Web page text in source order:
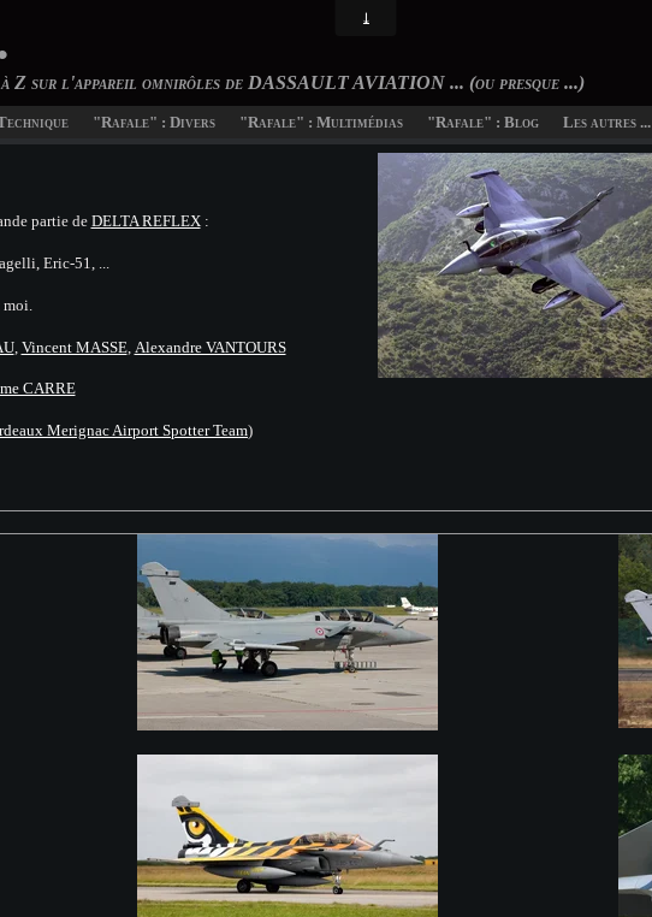
sur l'appareil omnirôles de DASSAULT AVIATION ... (ou presque ...)
"Rafale" : Divers "Rafale" : Multimédias "Rafale" : Blog Les autres ...
partie de DELTA REFLEX:
Eric-51, ...
moi.
, Vincent MASSE, Alexandre VANTOURS
CARRE
Merignac Airport Spotter Team)